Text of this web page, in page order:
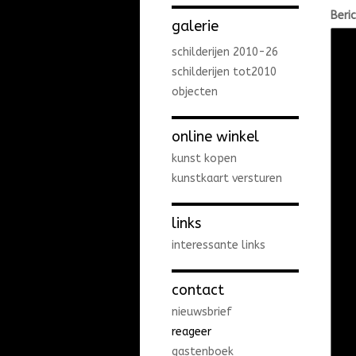
galerie
schilderijen 2010-26
schilderijen tot2010
objecten
online winkel
kunst kopen
kunstkaart versturen
links
interessante links
contact
nieuwsbrief
reageer
gastenboek